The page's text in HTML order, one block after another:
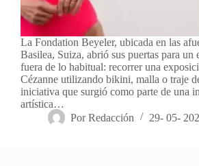
La Fondation Beyeler, ubicada en las
Basilea, Suiza, abrió sus puertas para un
fuera de lo habitual: recorrer una
Cézanne utilizando bikini, malla o traje
iniciativa que surgió como parte de una
artística…
Por Redacción 29- 05-